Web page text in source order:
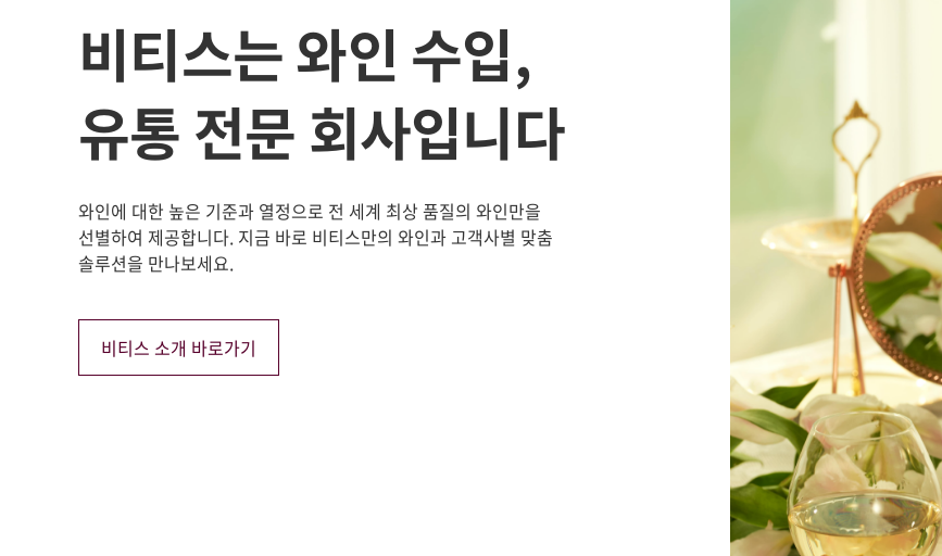
비티스는 와인 수입,
유통 전문 회사입니다
와인에 대한 높은 기준과 열정으로 전 세계 최상 품질의 와인만을
선별하여 제공합니다. 지금 바로 비티스만의 와인과 고객사별 맞춤
솔루션을 만나보세요.
비티스 소개 바로가기